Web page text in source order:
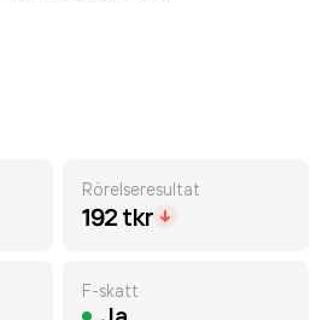
Rörelseresultat
192 tkr
F-skatt